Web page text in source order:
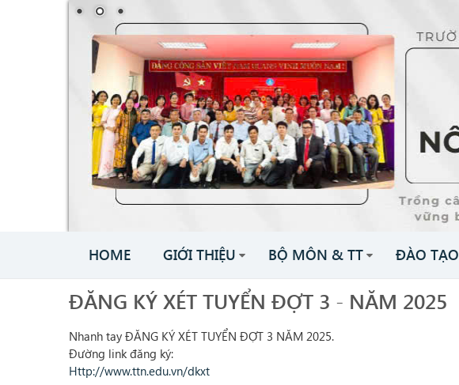
HOME GIỚI THIỆU BỘ MÔN & TT ĐÀO TẠO
ĐĂNG KÝ XÉT TUYỂN ĐỢT 3 - NĂM 2025
Nhanh tay ĐĂNG KÝ XÉT TUYỂN ĐỢT 3 NĂM 2025.
Đường link đăng ký:
Http://www.ttn.edu.vn/dkxt